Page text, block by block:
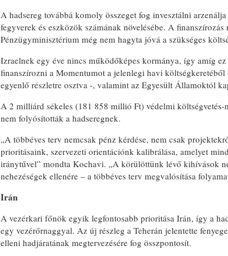
A hadsereg továbbá komoly összeget fog invesztálni
fegyverek és eszközök számának növelésébe. A
Pénzügyminisztérium még nem hagyta jóvá a szükséges
Izraelnek egy éve nincs működőképes kormánya, így amíg
finanszírozni a Momentumot a jelenlegi havi költségkeretéből
egyenlő részletre osztva -, valamint az Egyesült Államoktól
A 2 milliárd sékeles (181 858 millió Ft) védelmi költségvetés-
nem folyósították a hadseregnek.
„A többéves terv nemcsak pénz kérdése, nem csak
prioritásaink, szervezeti orientációnk kalibrálása, amelyet
iránytűvel” mondta Kochavi. „A körülöttünk lévő kihívások
nehezéségek ellenére – a többéves terv megvalósítása
Irán
A vezérkari főnök egyik legfontosabb prioritása Irán, így a
egy vezérőrnaggyal. Az új részleg a Teherán jelentette
elleni hadjáratának megtervezésére fog összpontosít.